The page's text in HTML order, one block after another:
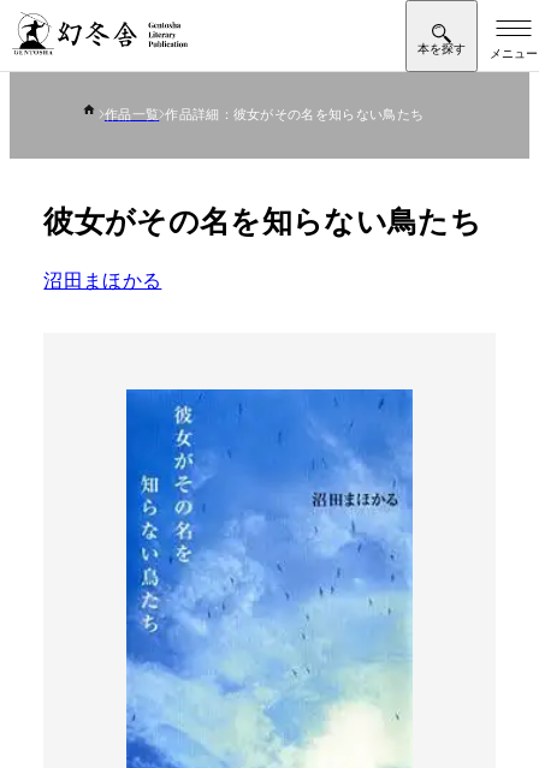
作品一覧 作品詳細：彼女がその名を知らない鳥たち
彼女がその名を知らない鳥たち
沼田まほかる